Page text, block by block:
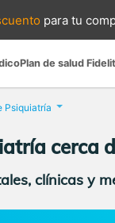
para tu
Plan de salud
Psiquiatría
cerca
clínicas y